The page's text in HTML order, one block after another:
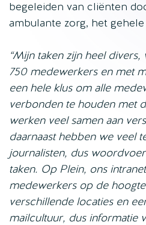
begeleiden van cliënten
ambulante zorg, het
“Mijn taken zijn heel
750 medewerkers en met
een hele klus om alle
verbonden te houden met
werken veel samen aan
daarnaast hebben we veel
journalisten, dus
taken. Op Plein, ons
medewerkers op de
verschillende locaties en
mailcultuur, dus informatie